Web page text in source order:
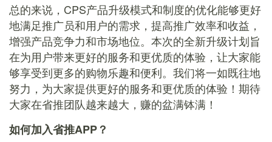
总的来说，CPS产品升级模式和制度的优化能够更好
地满足推广员和用户的需求，提高推广效率和收益，
增强产品竞争力和市场地位。本次的全新升级计划旨
在为用户带来更好的服务和更优质的体验，让大家能
够享受到更多的购物乐趣和便利。我们将一如既往地
努力，为大家提供更好的服务和更优质的体验！期待
大家在省推团队越来越大，赚的盆满钵满！
如何加入省推APP？